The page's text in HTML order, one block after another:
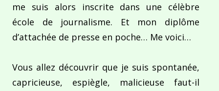
me suis alors inscrite dans une célèbre
école de journalisme. Et mon diplôme
d’attachée de presse en poche… Me voici…
Vous allez découvrir que je suis spontanée,
capricieuse, espiègle, malicieuse faut-il